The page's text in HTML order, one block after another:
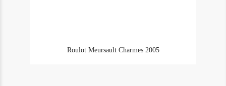
Roulot Meursault Charmes 2005